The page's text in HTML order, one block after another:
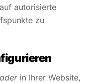
autorisierte
zu
in Ihrer Website,